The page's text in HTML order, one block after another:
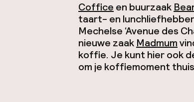
Coffice en buurzaak
taart- en
Mechelse ‘Avenue des
nieuwe zaak Madmum
koffie. Je kunt hier ook
om je koffiemoment